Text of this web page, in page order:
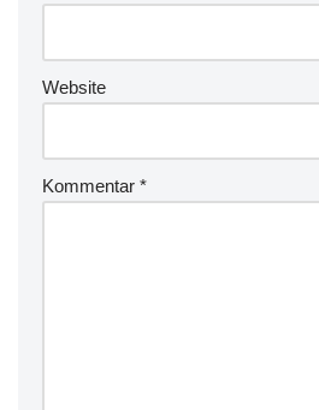
Website
Kommentar *